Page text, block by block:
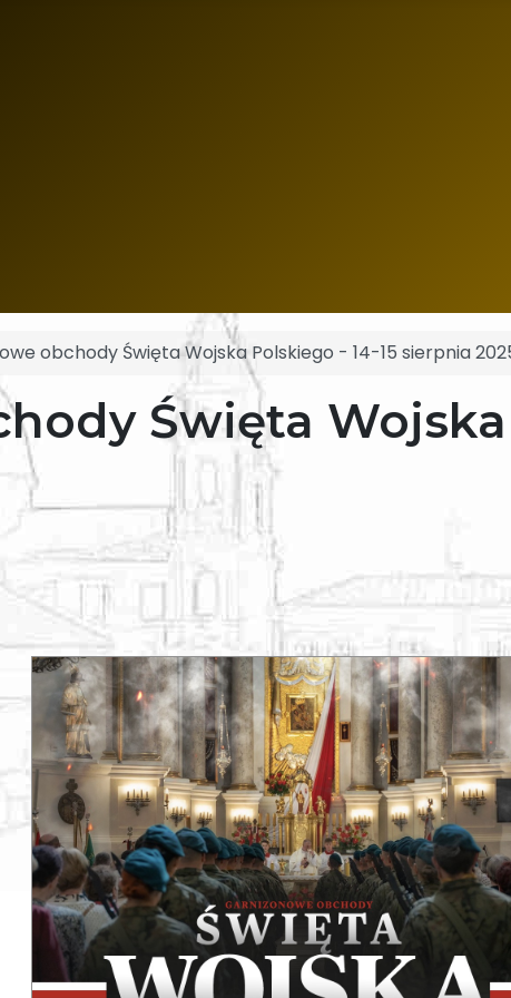
obchody Święta Wojska Polskiego - 14-15 sierpnia
Święta Wojska